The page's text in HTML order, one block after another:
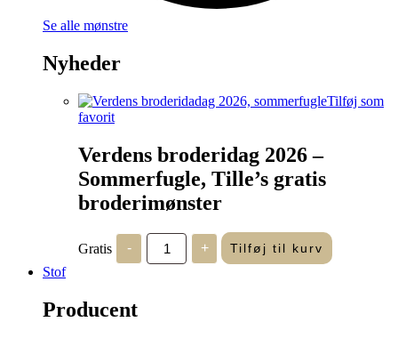
Se alle mønstre
Nyheder
Tilføj som
favorit
Verdens broderidag 2026 –
Sommerfugle, Tille’s gratis
broderimønster
Gratis -
Verdens
broderidag
2026
+ Tilføj til kurv
Stof
Producent